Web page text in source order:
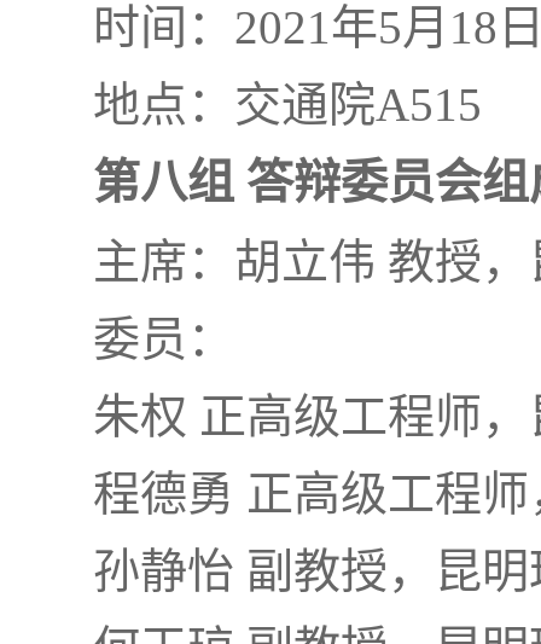
时间：2021年5月18
地点：交通院A515
第八组 答辩委员会组
主席：胡立伟 教授
委员：
朱权 正高级工程师
程德勇 正高级工程
孙静怡 副教授，昆